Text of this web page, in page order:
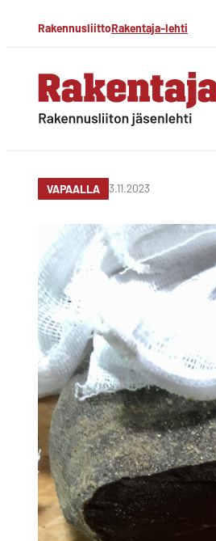
Siirry
suoraan
sisältöön
RakennusliittoRakentaja-lehti
Rakentaja-lehti
VAPAALLA 3.11.2023